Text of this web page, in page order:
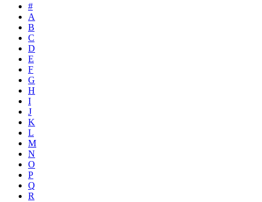
#
A
B
C
D
E
F
G
H
I
J
K
L
M
N
O
P
Q
R